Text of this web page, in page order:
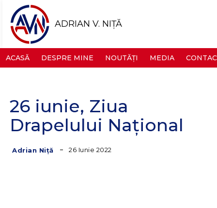
ADRIAN V. NIȚĂ
ACASĂ DESPRE MINE NOUTĂȚI MEDIA
26 iunie, Ziua
Drapelului Național
Adrian Niță 26 Iunie 2022